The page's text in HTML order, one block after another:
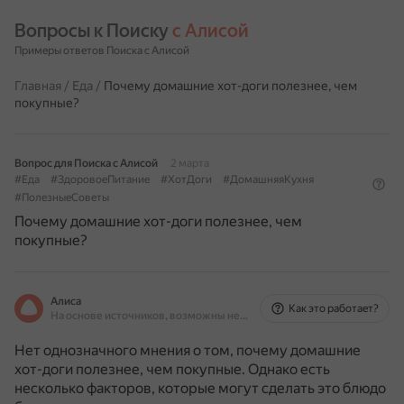
Вопросы к Поиску с Алисой
Примеры ответов Поиска с Алисой
Главная / Еда / Почему домашние хот-доги полезнее, чем
покупные?
Вопрос для Поиска с Алисой
2 марта
#Еда
#ЗдоровоеПитание #ХотДоги
#ДомашняяКухня
#ПолезныеСоветы
Почему домашние хот-доги полезнее, чем
покупные?
Алиса
На основе источников, возможны неточности
Как это работает?
Нет однозначного мнения о том, почему домашние
хот-доги полезнее, чем покупные. Однако есть
несколько факторов, которые могут сделать это блюдо